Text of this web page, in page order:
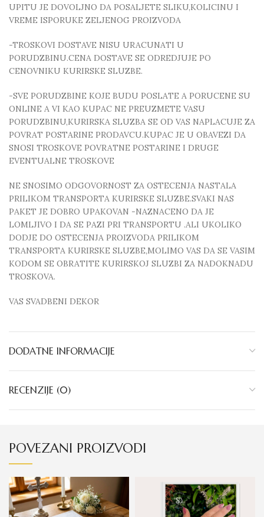
UPITU JE DOVOLJNO DA POSALJETE SLIKU,KOLICINU I
VREME ISPORUKE ZELJENOG PROIZVODA
-TROSKOVI DOSTAVE NISU URACUNATI U
PORUDZBINU.CENA DOSTAVE SE ODREDJUJE PO
CENOVNIKU KURIRSKE SLUZBE.
-SVE PORUDZBINE KOJE BUDU POSLATE A PORUCENE SU
ONLINE A VI KAO KUPAC NE PREUZMETE VASU
PORUDZBINU,KURIRSKA SLUZBA SE OD VAS NAPLACUJE ZA
POVRAT POSTARINE PRODAVCU.KUPAC JE U OBAVEZI DA
SNOSI TROSKOVE POVRATNE POSTARINE I DRUGE
EVENTUALNE TROSKOVE
NE SNOSIMO ODGOVORNOST ZA OSTECENJA NASTALA
PRILIKOM TRANSPORTA KURIRSKE SLUZBE.SVAKI NAS
PAKET JE DOBRO UPAKOVAN -NAZNACENO DA JE
LOMLJIVO I DA SE PAZI PRI TRANSPORTU .ALI UKOLIKO
DODJE DO OSTECENJA PROIZVODA PRILIKOM
TRANSPORTA KURIRSKE SLUZBE,MOLIMO VAS DA SE VASIM
KODOM SE OBRATITE KURIRSKOJ SLUZBI ZA NADOKNADU
TROSKOVA.
VAS SVADBENI DEKOR
DODATNE INFORMACIJE
RECENZIJE (0)
POVEZANI PROIZVODI